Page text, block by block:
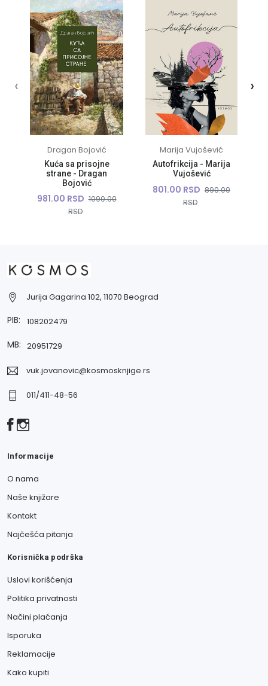
Dragan Bojović
Kuća sa prisojne
strane - Dragan
Bojović
981.00 RSD 1090.00
RSD
Marija Vujošević
Autofrikcija - Marija
Vujošević
801.00 RSD 890.00
RSD
‹ ›
Jurija Gagarina 102, 11070 Beograd
PIB: 108202479
MB: 20951729
vuk.jovanovic@kosmosknjige.rs
011/411-48-56
Informacije
O nama
Naše knjižare
Kontakt
Najčešća pitanja
Korisnička podrška
Uslovi korišćenja
Politika privatnosti
Načini plaćanja
Isporuka
Reklamacije
Kako kupiti